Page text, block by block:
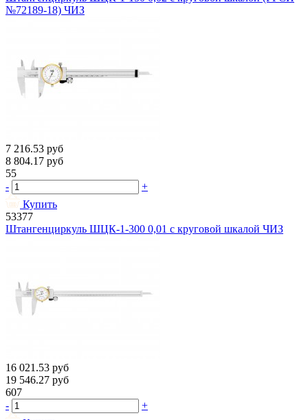
№72189-18) ЧИЗ
7 216.53 руб
8 804.17 руб
55
-
+
Купить
53377
Штангенциркуль ШЦК-1-300 0,01 с круговой шкалой ЧИЗ
16 021.53 руб
19 546.27 руб
607
-
+